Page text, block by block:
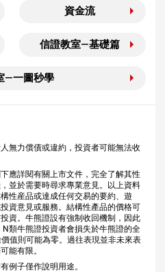
資金流
信證教室—基礎篇
—一圖秒學
無力償債或違約，投資者可能無法收
應詳閱有關上市文件，完全了解其性
並於需要時尋求專業意見。以上資料
性産品或達成任何交易的要約、遊
資意見或服務。結構性產品的價格可
資。牛熊證設有強制收回機制，因此
類牛熊證投資者會損失於牛熊證的全
值則可能為零。過往表現並非未來表
能有限。
例子僅作說明用途。